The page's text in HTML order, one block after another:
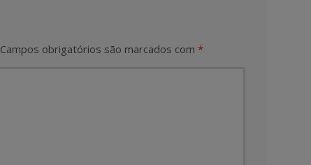
Campos obrigatórios são marcados com *